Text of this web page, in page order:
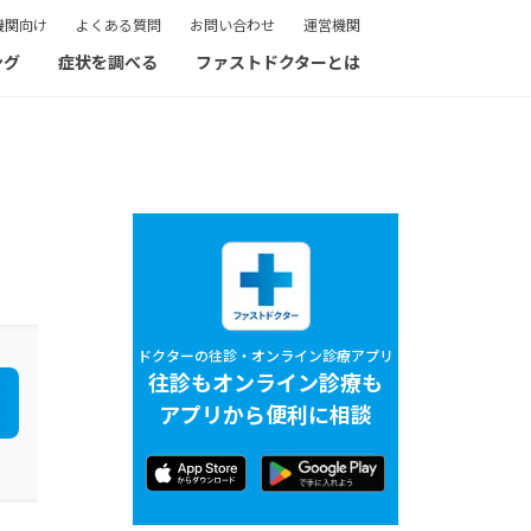
関向け よくある質問 お問い合わせ 運営機関
症状を調べる ファストドクターとは
ドクターの往診・オンライン診療アプリ
往診もオンライン診療も
アプリから便利に相談